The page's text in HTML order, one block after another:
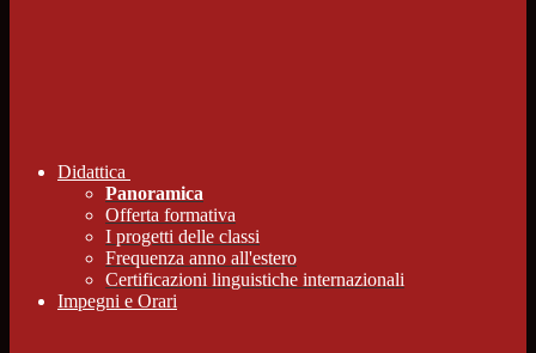
Didattica
Panoramica
Offerta formativa
I progetti delle classi
Frequenza anno all'estero
Certificazioni linguistiche internazionali
Impegni e Orari